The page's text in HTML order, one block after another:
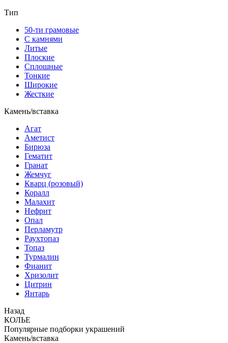
Тип
50-ти грамовые
С камнями
Литые
Плоские
Сплошные
Тонкие
Широкие
Жесткие
Камень/вставка
Агат
Аметист
Бирюза
Гематит
Гранат
Жемчуг
Кварц (розовый)
Коралл
Малахит
Нефрит
Опал
Перламутр
Раухтопаз
Топаз
Турмалин
Фианит
Хризолит
Цитрин
Янтарь
Назад
КОЛЬЕ
Популярные подборки украшений
Камень/вставка